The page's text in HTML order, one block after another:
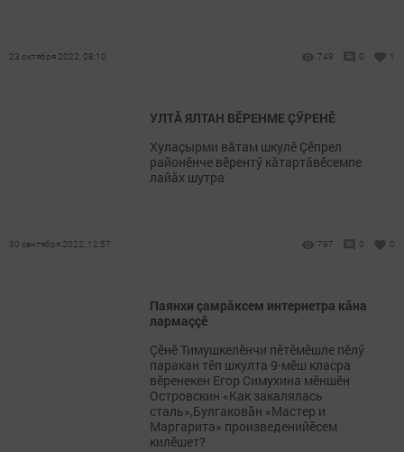
23 октября 2022, 08:10 749 0 1
УЛТĂ ЯЛТАН ВӖРЕНМЕ ÇӲРЕНӖ
Хулаçырми вăтам шкулӗ Çӗпрел
районӗнче вӗрентӳ кăтартăвӗсемпе
лайăх шутра
30 сентября 2022, 12:57 797 0 0
Паянхи çамрăксем интернетра кăна
лармаççӗ
Çӗнӗ Тимушкелӗнчи пӗтӗмӗшле пӗлӳ
паракан тӗп шкулта 9-мӗш класра
вӗренекен Егор Симухина мӗншӗн
Островскин «Как закалялась
сталь»,Булгаковăн «Мастер и
Маргарита» произведенийӗсем
килӗшет?